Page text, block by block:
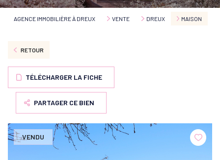
AGENCE IMMOBILIÈRE À DREUX VENTE DREUX MAISON
RETOUR
TÉLÉCHARGER LA FICHE
PARTAGER CE BIEN
VENDU